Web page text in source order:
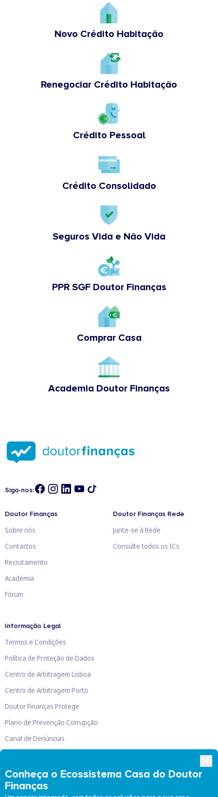
Novo Crédito Habitação
Renegociar Crédito Habitação
Crédito Pessoal
Crédito Consolidado
Seguros Vida e Não Vida
PPR SGF Doutor Finanças
Comprar Casa
Academia Doutor Finanças
Conheça o Ecossistema Casa do Doutor
Finanças
Siga-nos:
Doutor Finanças
Sobre nós
Contactos
Recrutamento
Academia
Fórum
Doutor Finanças Rede
Junte-se à Rede
Consulte todos os ICs
Informação Legal
Termos e Condições
Política de Proteção de Dados
Centro de Arbitragem Lisboa
Centro de Arbitragem Porto
Doutor Finanças Protege
Plano de Prevenção Corrupção
Canal de Denúncias